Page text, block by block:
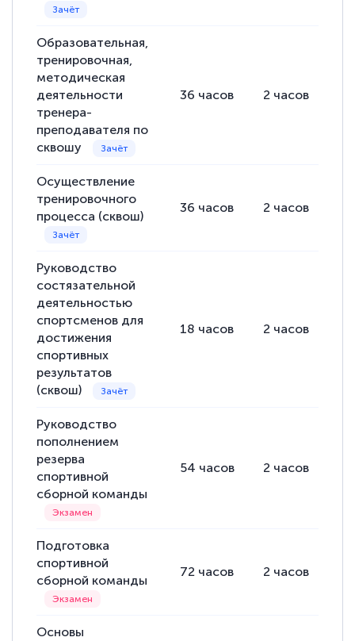
Образовательная,
тренировочная,
методическая
деятельности
тренера-
преподавателя по
сквошу
36 часов 2 часов
Осуществление
тренировочного
процесса (сквош)
36 часов 2 часов
Руководство
состязательной
деятельностью
спортсменов для
достижения
спортивных
результатов
(сквош)
18 часов 2 часов
Руководство
пополнением
резерва
спортивной
сборной команды
54 часов 2 часов
Подготовка
спортивной
сборной команды
72 часов 2 часов
Основы